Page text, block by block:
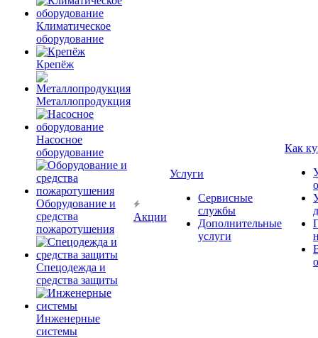
Климатическое
оборудование
Крепёж
Металлопродукция
Насосное
оборудование
Оборудование и
средства
пожаротушения
Спецодежда и
средства защиты
Инженерные
системы
Акции
Услуги
Сервисные
службы
Дополнительные
услуги
Как